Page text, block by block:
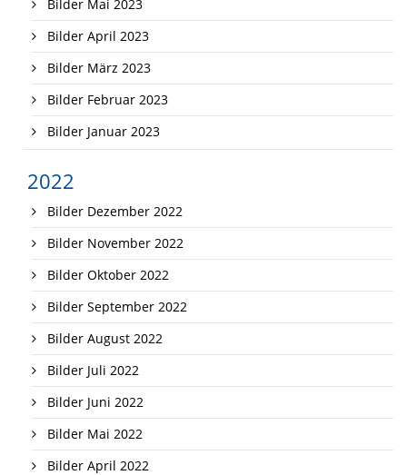
Bilder Mai 2023
Bilder April 2023
Bilder März 2023
Bilder Februar 2023
Bilder Januar 2023
2022
Bilder Dezember 2022
Bilder November 2022
Bilder Oktober 2022
Bilder September 2022
Bilder August 2022
Bilder Juli 2022
Bilder Juni 2022
Bilder Mai 2022
Bilder April 2022